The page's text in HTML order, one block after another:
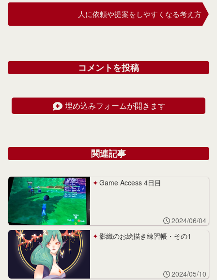
人に依頼や提案をしやすくなる考え方
コメントを投稿
埋め込みフォームが開きます
関連記事
Game Access 4日目
2024/06/04
影織のお絵描き練習帳・その1
2024/05/10